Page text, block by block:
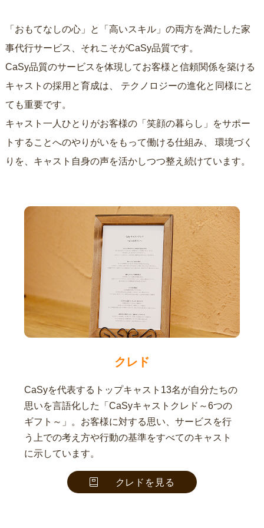
「おもてなしの心」と「高いスキル」の両方を満たした家
事代行サービス、それこそがCaSy品質です。
CaSy品質のサービスを体現してお客様と信頼関係を築ける
キャストの採用と育成は、
ても重要です。
キャスト一人ひとりがお客様の「笑顔の暮らし」をサポー
トすることへのやりがいをもって働ける仕組み、
りを、キャスト自身の声を活かしつつ整え続けています。
クレド
CaSyを代表するトップキャスト13名が自分たちの
思いを言語化した「CaSyキャストクレド～6つの
ギフト～」。お客様に対する思い、サービスを行
う上での考え方や行動の基準をすべてのキャスト
に示しています。
クレドを見る